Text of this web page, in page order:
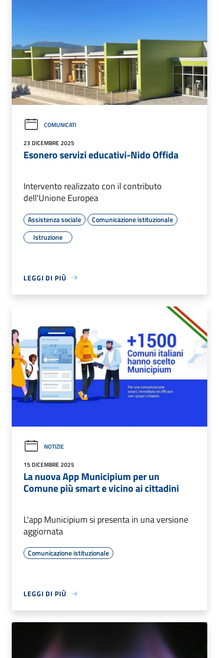
COMUNICATI
23 DICEMBRE 2025
Esonero servizi educativi-Nido Offida
Intervento realizzato con il contributo
dell'Unione Europea
Assistenza sociale
Comunicazione istituzionale
Istruzione
LEGGI DI PIÙ
NOTIZIE
15 DICEMBRE 2025
La nuova App Municipium per un
Comune più smart e vicino ai cittadini
L'app Municipium si presenta in una versione
aggiornata
Comunicazione istituzionale
LEGGI DI PIÙ